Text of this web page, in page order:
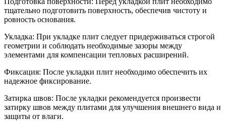
тщательно подготовить поверхность, обеспечив чистоту и
ровность основания.
Укладка: При укладке плит следует придерживаться строгой
геометрии и соблюдать необходимые зазоры между
элементами для компенсации тепловых расширений.
Фиксация: После укладки плит необходимо обеспечить их
надежное фиксирование.
Затирка швов: После укладки рекомендуется произвести
затирку швов между плитами для улучшения внешнего вида и
защиты от влаги.